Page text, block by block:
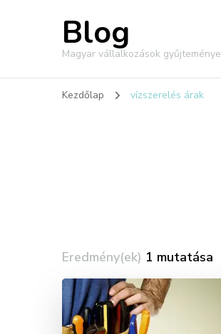
Blog
Magyar vállalkozások gyűjteménye
Kezdőlap vízszerelés árak
Eredmény(ek) 1 mutatása